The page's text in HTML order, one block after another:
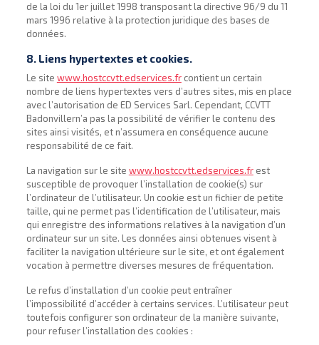
de la loi du 1er juillet 1998 transposant la directive 96/9 du 11
mars 1996 relative à la protection juridique des bases de
données.
8. Liens hypertextes et cookies.
Le site www.hostccvtt.edservices.frcontient un certain
nombre de liens hypertextes vers d’autres sites, mis en place
avec l’autorisation de ED Services Sarl. Cependant, CCVTT
Badonvillern’a pas la possibilité de vérifier le contenu des
sites ainsi visités, et n’assumera en conséquence aucune
responsabilité de ce fait.
La navigation sur le site www.hostccvtt.edservices.frest
susceptible de provoquer l’installation de cookie(s) sur
l’ordinateur de l’utilisateur. Un cookie est un fichier de petite
taille, qui ne permet pas l’identification de l’utilisateur, mais
qui enregistre des informations relatives à la navigation d’un
ordinateur sur un site. Les données ainsi obtenues visent à
faciliter la navigation ultérieure sur le site, et ont également
vocation à permettre diverses mesures de fréquentation.
Le refus d’installation d’un cookie peut entraîner
l’impossibilité d’accéder à certains services. L’utilisateur peut
toutefois configurer son ordinateur de la manière suivante,
pour refuser l’installation des cookies :